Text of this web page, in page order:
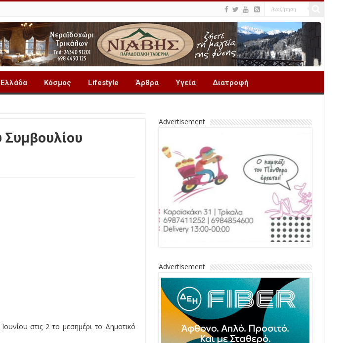
Ελλάδα Κόσμος Lifestyle Άρθρα Υγεία Διατροφή
Συμβουλίου
στις 2 το μεσημέρι το Δημοτικό
Advertisement
Advertisement